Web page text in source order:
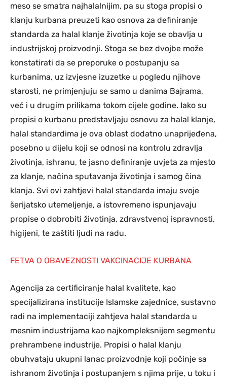
meso se smatra najhalalnijim, pa su stoga propisi o
klanju kurbana preuzeti kao osnova za definiranje
standarda za halal klanje životinja koje se obavlja u
industrijskoj proizvodnji. Stoga se bez dvojbe može
konstatirati da se preporuke o postupanju sa
kurbanima, uz izvjesne izuzetke u pogledu njihove
starosti, ne primjenjuju se samo u danima Bajrama,
već i u drugim prilikama tokom cijele godine. Iako su
propisi o kurbanu predstavljaju osnovu za halal klanje,
halal standardima je ova oblast dodatno unaprijeđena,
posebno u dijelu koji se odnosi na kontrolu zdravlja
životinja, ishranu, te jasno definiranje uvjeta za mjesto
za klanje, načina sputavanja životinja i samog čina
klanja. Svi ovi zahtjevi halal standarda imaju svoje
šerijatsko utemeljenje, a istovremeno ispunjavaju
propise o dobrobiti životinja, zdravstvenoj ispravnosti,
higijeni, te zaštiti ljudi na radu.
FETVA O OBAVEZNOSTI VAKCINACIJE KURBANA
Agencija za certificiranje halal kvalitete, kao
specijalizirana institucije Islamske zajednice, sustavno
radi na implementaciji zahtjeva halal standarda u
mesnim industrijama kao najkompleksnijem segmentu
prehrambene industrije. Propisi o halal klanju
obuhvataju ukupni lanac proizvodnje koji počinje sa
ishranom životinja i postupanjem s njima prije, u toku i